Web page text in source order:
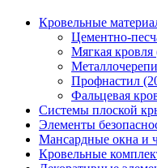
Кровельные
Цементно-
Мягкая кровля
Профнастил
Фальцевая
Системы плоской
Элементы
Мансардные окна и
Кровельные